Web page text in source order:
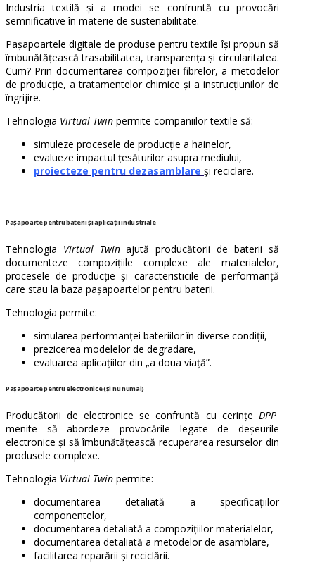
Industria textilă și a modei se confruntă cu provocări
semnificative în materie de sustenabilitate.
Pașapoartele digitale de produse pentru textile își propun să
îmbunătățească trasabilitatea, transparența și circularitatea.
Cum? Prin documentarea compoziției fibrelor, a metodelor
de producție, a tratamentelor chimice și a instrucțiunilor de
îngrijire.
Tehnologia Virtual Twin permite companiilor textile să:
simuleze procesele de producție a hainelor,
evalueze impactul țesăturilor asupra mediului,
proiecteze pentru dezasamblare și reciclare.
Pașapoarte pentru baterii și aplicații industriale
Tehnologia Virtual Twinajută producătorii de baterii să
documenteze compozițiile complexe ale materialelor,
procesele de producție și caracteristicile de performanță
care stau la baza pașapoartelor pentru baterii.
Tehnologia permite:
simularea performanței bateriilor în diverse condiții,
prezicerea modelelor de degradare,
evaluarea aplicațiilor din „a doua viață”.
Pașapoarte pentru electronice (și nu numai)
Producătorii de electronice se confruntă cu cerințe DPP
menite să abordeze provocările legate de deșeurile
electronice și să îmbunătățească recuperarea resurselor din
produsele complexe.
Tehnologia Virtual Twin permite:
documentarea detaliată a specificațiilor
componentelor,
documentarea detaliată a compozițiilor materialelor,
documentarea detaliată a metodelor de asamblare,
facilitarea reparării și reciclării.